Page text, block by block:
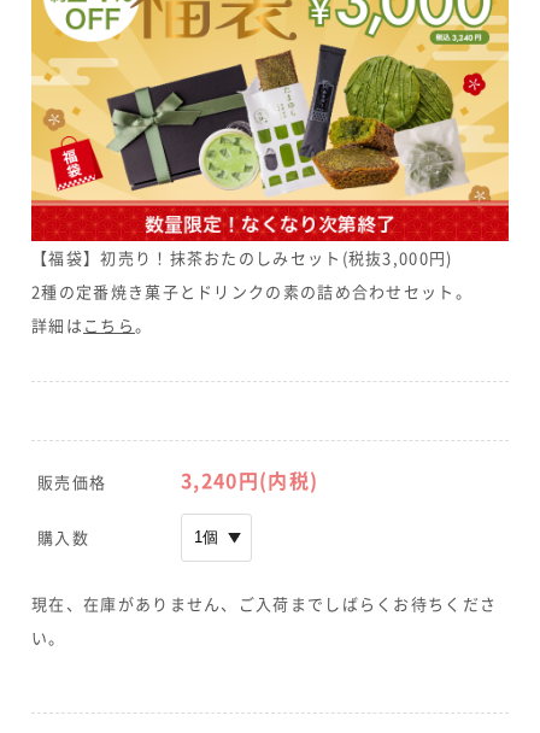
【福袋】初売り！抹茶おたのしみセット(税抜3,000円)
2種の定番焼き菓子とドリンクの素の詰め合わせセット。
詳細はこちら。
販売価格 3,240円(内税)
購入数
現在、在庫がありません、ご入荷までしばらくお待ちくださ
い。